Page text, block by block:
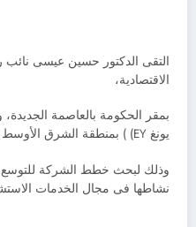
التقى الدكتور حسين عيسى
الاقتصادية،
بمقر الحكومة بالعاصمة
يونغ EY) ) بمنطقة الشرق الأوسط وشمال أفريقيا
وذلك لبحث خطط الشركة للتوسع
نشاطها فى مجال الخدمات